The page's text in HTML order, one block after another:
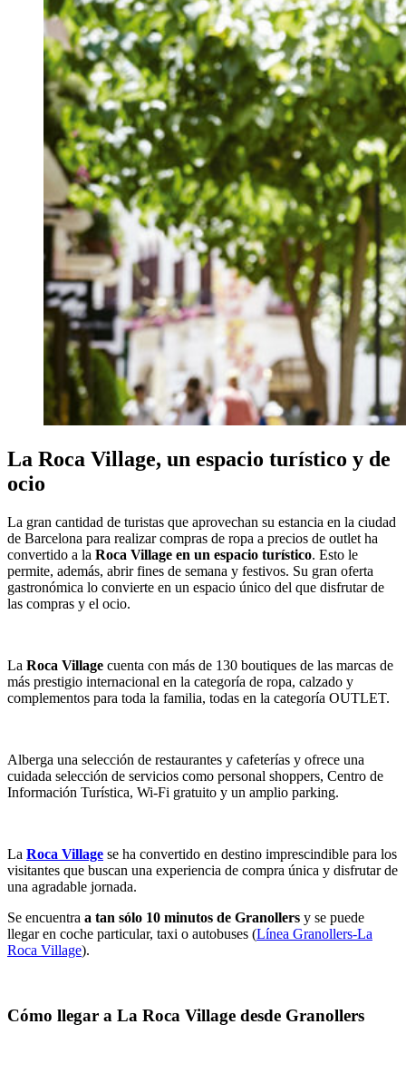
La Roca Village, un espacio turístico y de
ocio
La gran cantidad de turistas que aprovechan su estancia en la ciudad
de Barcelona para realizar compras de ropa a precios de outlet ha
convertido a la Roca Village en un espacio turístico. Esto le
permite, además, abrir fines de semana y festivos. Su gran oferta
gastronómica lo convierte en un espacio único del que disfrutar de
las compras y el ocio.
La Roca Village cuenta con más de 130 boutiques de las marcas de
más prestigio internacional en la categoría de ropa, calzado y
complementos para toda la familia, todas en la categoría OUTLET.
Alberga una selección de restaurantes y cafeterías y ofrece una
cuidada selección de servicios como personal shoppers, Centro de
Información Turística, Wi-Fi gratuito y un amplio parking.
La Roca Village se ha convertido en destino imprescindible para los
visitantes que buscan una experiencia de compra única y disfrutar de
una agradable jornada.
Se encuentra a tan sólo 10 minutos de Granollers y se puede
llegar en coche particular, taxi o autobuses (Línea Granollers-La
Roca Village).
Cómo llegar a La Roca Village desde Granollers